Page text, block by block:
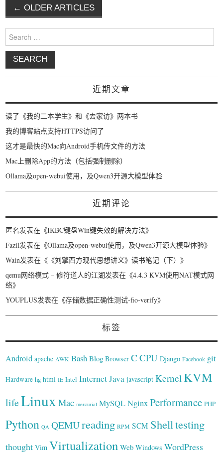
← OLDER ARTICLES
Search for:
近期文章
读了《我的二本学生》和《去家访》两本书
我的博客站点支持HTTPS访问了
这才是最快的Mac向Android手机传文件的方法
Mac上删除App的方法（包括强制删除）
Ollama及open-webui使用，及Qwen3开源大模型体验
近期评论
匿名发表在《IKBC键盘Win键失效的解决方法》
Fazil发表在《Ollama及open-webui使用，及Qwen3开源大模型体验》
Wain发表在《 《刘擎西方现代思想讲义》读书笔记（下）》
qemu网络模式 – 修符道人的江湖发表在《4.4.3 KVM使用NAT模式网
络》
YOUPLUS发表在《存储数据正确性测试-fio-verify》
标签
Android apache AWK Bash Blog Browser C CPU Django Facebook git
Hardware hg html IE Intel InternetJava javascript Kernel KVM
lifeLinux Mac mercurial MySQLNginxPerformance PHP
Python QA QEMUreading RPM SCM Shelltesting
thought Vim Virtualization Web Windows WordPress